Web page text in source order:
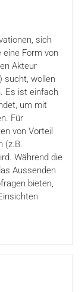
sich
eine Form von
Akteur
sucht, wollen
Es ist einfach
um mit
Für
von Vorteil
(z.B.
Während die
Aussenden
bieten,